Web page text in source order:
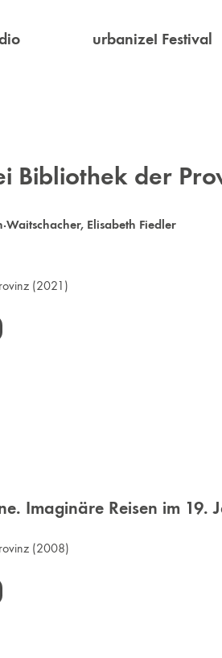
urbanize! Festival
Bibliothek der
, Elisabeth Fiedler
(2021)
Imaginäre Reisen im 19.
(2008)